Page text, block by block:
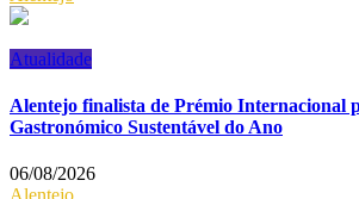
Atualidade
Alentejo finalista de Prémio Internacional
Gastronómico Sustentável do Ano
06/08/2026